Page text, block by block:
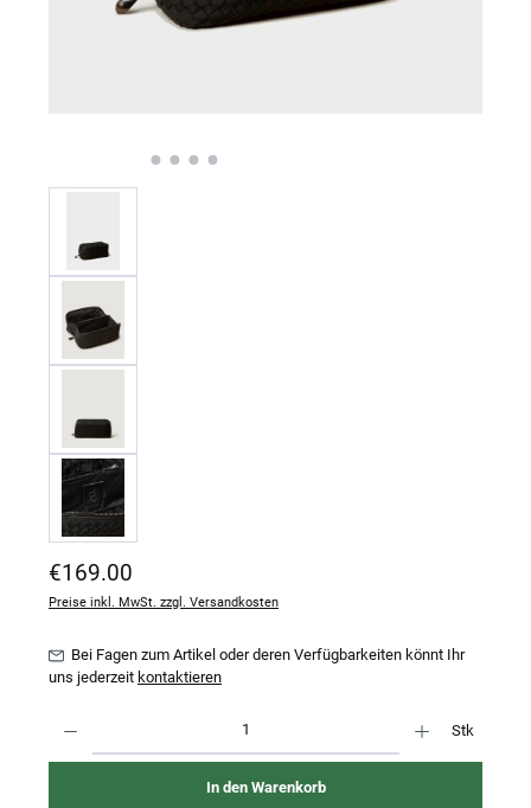
Regulärer Preis:
€169.00
Preise inkl. MwSt. zzgl. Versandkosten
Bei Fagen zum Artikel oder deren Verfügbarkeiten könnt Ihr
uns jederzeit kontaktieren
Stk
In den Warenkorb